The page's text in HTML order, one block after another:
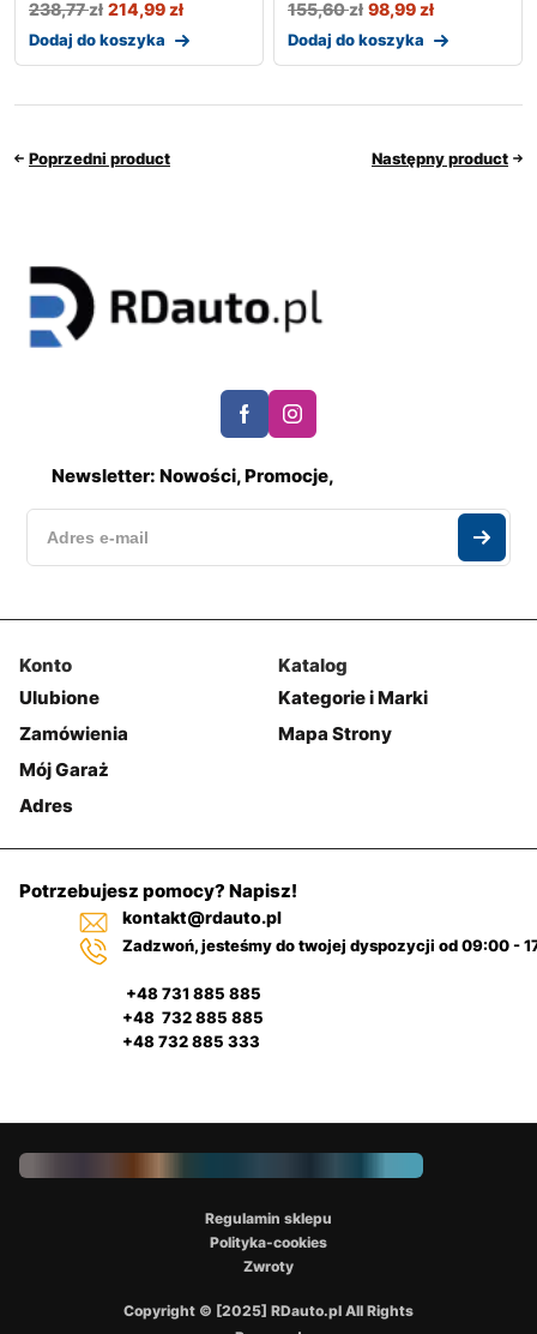
238,77zł 214,99zł
Dodaj do koszyka
155,60zł 98,99zł
Dodaj do koszyka
Poprzedni product Następny product
Newsletter: Nowości, Promocje,
Konto
Ulubione
Zamówienia
Mój Garaż
Adres
Katalog
Kategorie i Marki
Mapa Strony
Potrzebujesz pomocy? Napisz!
kontakt@rdauto.pl
Zadzwoń, jesteśmy do twojej dyspozycji od 09:00 -
+48 731 885 885
+48 732 885 885
+48 732 885 333
Copyright © [2025] RDauto.pl All Rights
Regulamin sklepu
Polityka-cookies
Zwroty